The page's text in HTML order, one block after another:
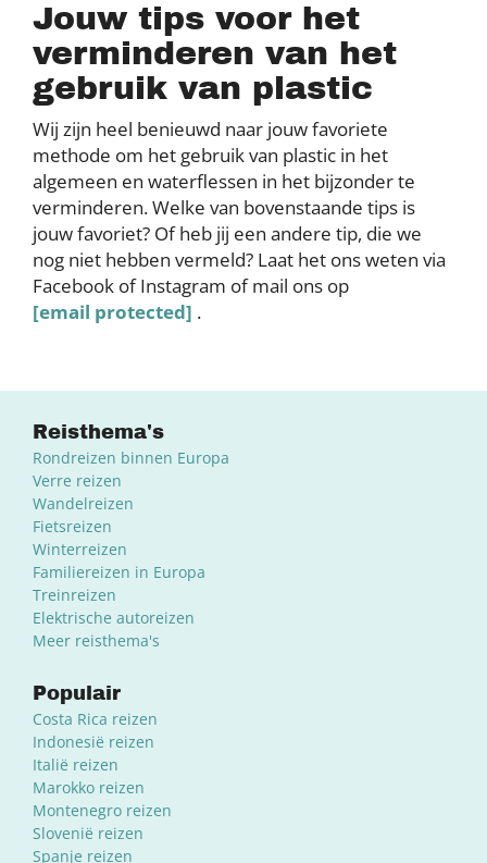
Jouw tips voor het
verminderen van het
gebruik van plastic
Wij zijn heel benieuwd naar jouw favoriete
methode om het gebruik van plastic in het
algemeen en waterflessen in het bijzonder te
verminderen. Welke van bovenstaande tips is
jouw favoriet? Of heb jij een andere tip, die we
nog niet hebben vermeld? Laat het ons weten via
Facebook of Instagram of mail ons op
[email protected] .
Reisthema's
Rondreizen binnen Europa
Verre reizen
Wandelreizen
Fietsreizen
Winterreizen
Familiereizen in Europa
Treinreizen
Elektrische autoreizen
Meer reisthema's
Populair
Costa Rica reizen
Indonesië reizen
Italië reizen
Marokko reizen
Montenegro reizen
Slovenië reizen
Spanje reizen